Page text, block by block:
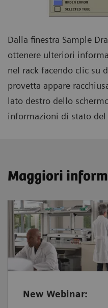
Dalla finestra Sample
ottenere ulteriori
nel rack facendo clic su
provetta appare
lato destro dello
informazioni di stato del
Maggiori
New Webinar: